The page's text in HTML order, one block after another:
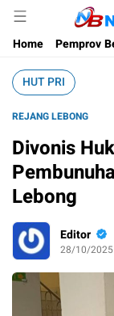
Home
Pemprov
HUT PRI
REJANG LEBONG
Divonis
Lebong
Editor
28/10/2025